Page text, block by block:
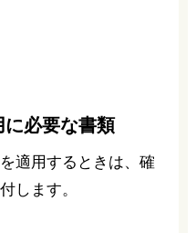
必要な書類
適用するときは、確
します。